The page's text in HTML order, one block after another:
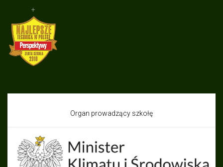
+
Organ prowadzący szkołę